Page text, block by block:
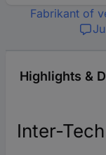
Fabrikant of
Highlights &
Inter-